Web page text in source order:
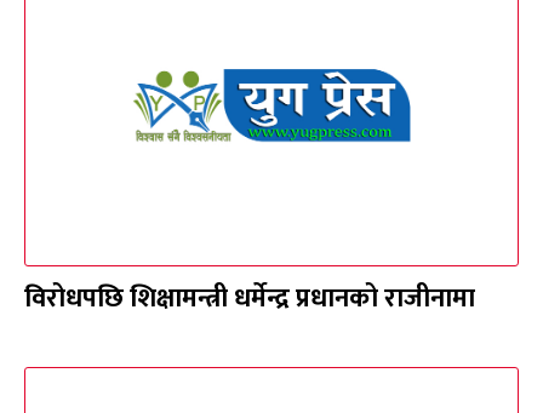
विरोधपछि शिक्षामन्त्री धर्मेन्द्र प्रधानको राजीनामा